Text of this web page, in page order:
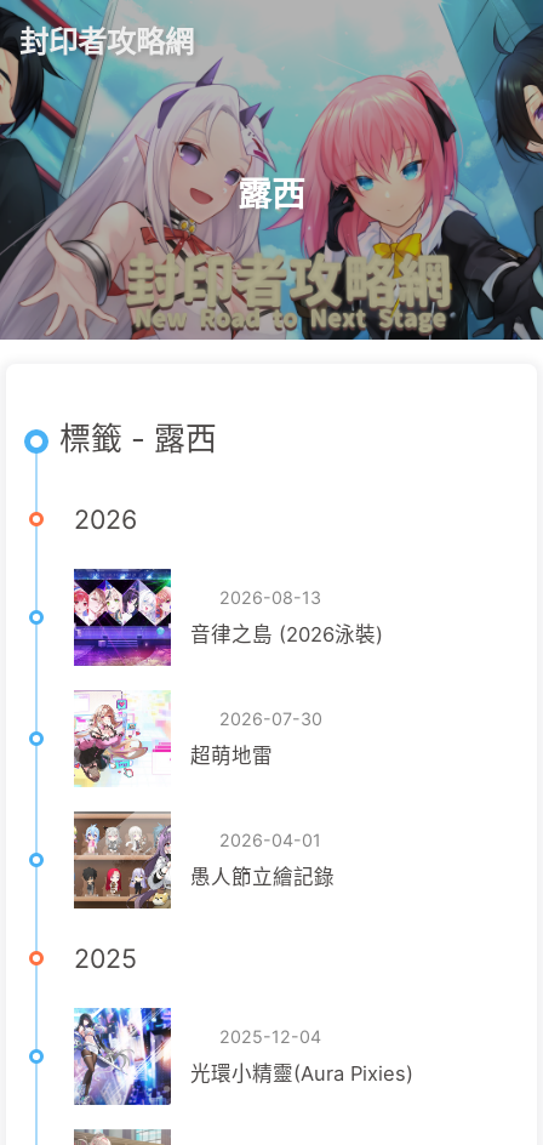
封印者攻略網
露西
標籤 - 露西
2026
2026-08-13
音律之島 (2026泳裝)
2026-07-30
超萌地雷
2026-04-01
愚人節立繪記錄
2025
2025-12-04
光環小精靈(Aura Pixies)